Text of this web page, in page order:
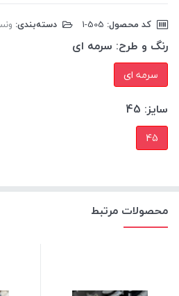
کد محصول: دسته‌بندی:
رنگ و طرح: سرمه ای
سرمه ای
سایز: 45
45
محصولات مرتبط